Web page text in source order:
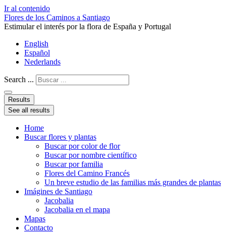
Ir al contenido
Flores de los Caminos a Santiago
Estimular el interés por la flora de España y Portugal
English
Español
Nederlands
Search ...
Results
See all results
Home
Buscar flores y plantas
Buscar por color de flor
Buscar por nombre científico
Buscar por familia
Flores del Camino Francés
Un breve estudio de las familias más grandes de plantas
Imágines de Santiago
Jacobalia
Jacobalia en el mapa
Mapas
Contacto